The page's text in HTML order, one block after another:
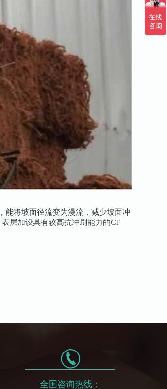
能将坡面径流变为漫流，减少坡面冲
层加设具有较高抗冲刷能力的CF
全国咨询热线：